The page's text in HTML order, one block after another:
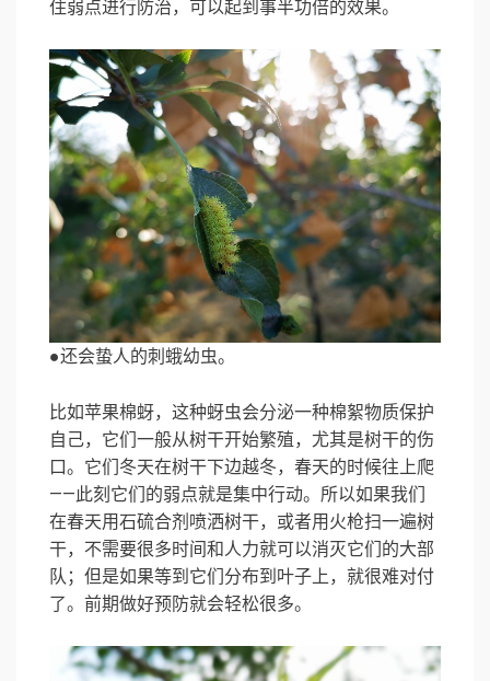
住弱点进行防治，可以起到事半功倍的效果。
●还会蛰人的刺蛾幼虫。
比如苹果棉蚜，这种蚜虫会分泌一种棉絮物质保护
自己，它们一般从树干开始繁殖，尤其是树干的伤
口。它们冬天在树干下边越冬，春天的时候往上爬
——此刻它们的弱点就是集中行动。所以如果我们
在春天用石硫合剂喷洒树干，或者用火枪扫一遍树
干，不需要很多时间和人力就可以消灭它们的大部
队；但是如果等到它们分布到叶子上，就很难对付
了。前期做好预防就会轻松很多。